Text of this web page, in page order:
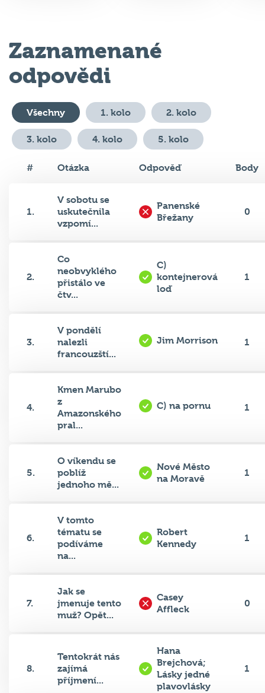
Zaznamenané
odpovědi
Všechny 1. kolo 2. kolo
3. kolo 4. kolo 5. kolo
# Otázka Odpověď Body
1.
V sobotu se
uskutečnila
vzpomí...
Panenské
Břežany
0
2.
Co
neobvyklého
přistálo ve
čtv...
C)
kontejnerová
loď
1
3.
V pondělí
nalezli
francouzští...
Jim Morrison 1
4.
Kmen Marubo
z
Amazonského
pral...
C) na pornu 1
5.
O víkendu se
poblíž
jednoho mě...
Nové Město
na Moravě
1
6.
V tomto
tématu se
podíváme
na...
Robert
Kennedy
1
7.
Jak se
jmenuje tento
muž? Opět...
Casey
Affleck
0
8.
Tentokrát nás
zajímá
příjmení...
Hana
Brejchová;
Lásky jedné
plavovlásky
1